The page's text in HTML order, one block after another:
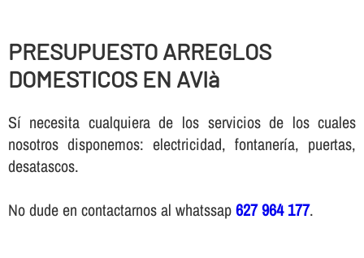
PRESUPUESTO ARREGLOS
DOMESTICOS EN AVIà
Sí necesita cualquiera de los servicios de los cuales
nosotros disponemos: electricidad, fontanería, puertas,
desatascos.
No dude en contactarnos al whatssap627 964 177.